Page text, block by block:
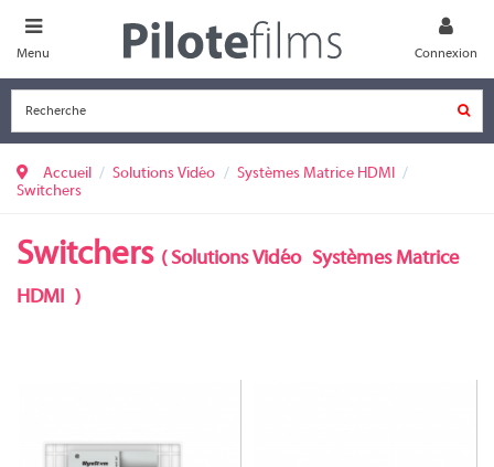
Menu Connexion
Accueil Solutions Vidéo
Systèmes Matrice HDMI
Switchers
Switchers (Solutions Vidéo Systèmes Matrice
HDMI )